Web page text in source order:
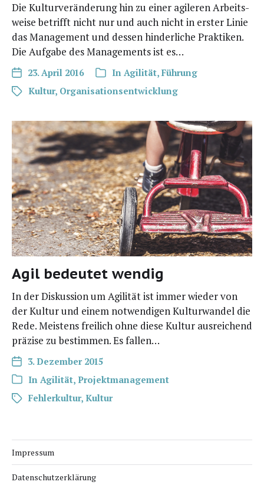
Die Kul­tur­ver­än­de­rung hin zu einer agi­le­ren Arbeits­
wei­se betrifft nicht nur und auch nicht in ers­ter Linie
das Manage­ment und des­sen hin­der­li­che Prak­ti­ken.
Die Auf­ga­be des Manage­ments ist es…
23. April 2016 In Agilität, Führung
Kultur, Organisationsentwicklung
Agil bedeutet wendig
In der Dis­kus­si­on um Agi­li­tät ist immer wie­der von
der Kul­tur und einem not­wen­di­gen Kul­tur­wan­del die
Rede. Meis­tens frei­lich ohne die­se Kul­tur aus­rei­chend
prä­zi­se zu bestim­men. Es fallen…
3. Dezember 2015
In Agilität, Projektmanagement
Fehlerkultur, Kultur
Impressum
Datenschutzerklärung